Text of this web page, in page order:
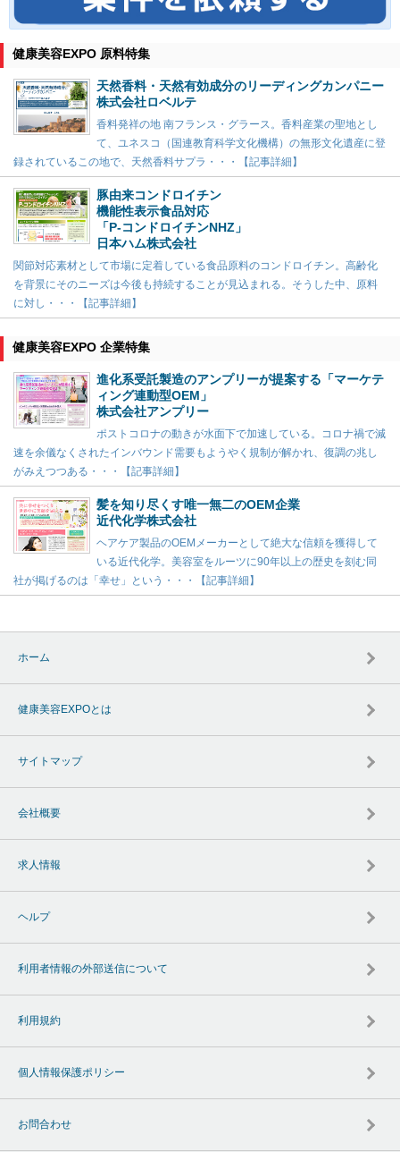
健康美容EXPO 原料特集
天然香料・天然有効成分のリーディングカンパニー
株式会社ロベルテ
香料発祥の地 南フランス・グラース。香料産業の聖地とし
て、ユネスコ（国連教育科学文化機構）の無形文化遺産に登
録されているこの地で、天然香料サプラ・・・【記事詳細】
豚由来コンドロイチン
機能性表示食品対応
「P-コンドロイチンNHZ」
日本ハム株式会社
関節対応素材として市場に定着している食品原料のコンドロイチン。高齢化
を背景にそのニーズは今後も持続することが見込まれる。そうした中、原料
に対し・・・【記事詳細】
健康美容EXPO 企業特集
進化系受託製造のアンプリーが提案する「マーケテ
ィング連動型OEM」
株式会社アンプリー
ポストコロナの動きが水面下で加速している。コロナ禍で減
速を余儀なくされたインバウンド需要もようやく規制が解かれ、復調の兆し
がみえつつある・・・【記事詳細】
髪を知り尽くす唯一無二のOEM企業
近代化学株式会社
ヘアケア製品のOEMメーカーとして絶大な信頼を獲得して
いる近代化学。美容室をルーツに90年以上の歴史を刻む同
社が掲げるのは「幸せ」という・・・【記事詳細】
ホーム
健康美容EXPOとは
サイトマップ
会社概要
求人情報
ヘルプ
利用者情報の外部送信について
利用規約
個人情報保護ポリシー
お問合わせ